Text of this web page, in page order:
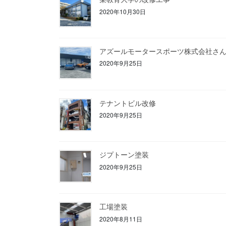
2020年10月30日
アズールモータースポーツ株式会社さ
2020年9月25日
テナントビル改修
2020年9月25日
ジプトーン塗装
2020年9月25日
工場塗装
2020年8月11日